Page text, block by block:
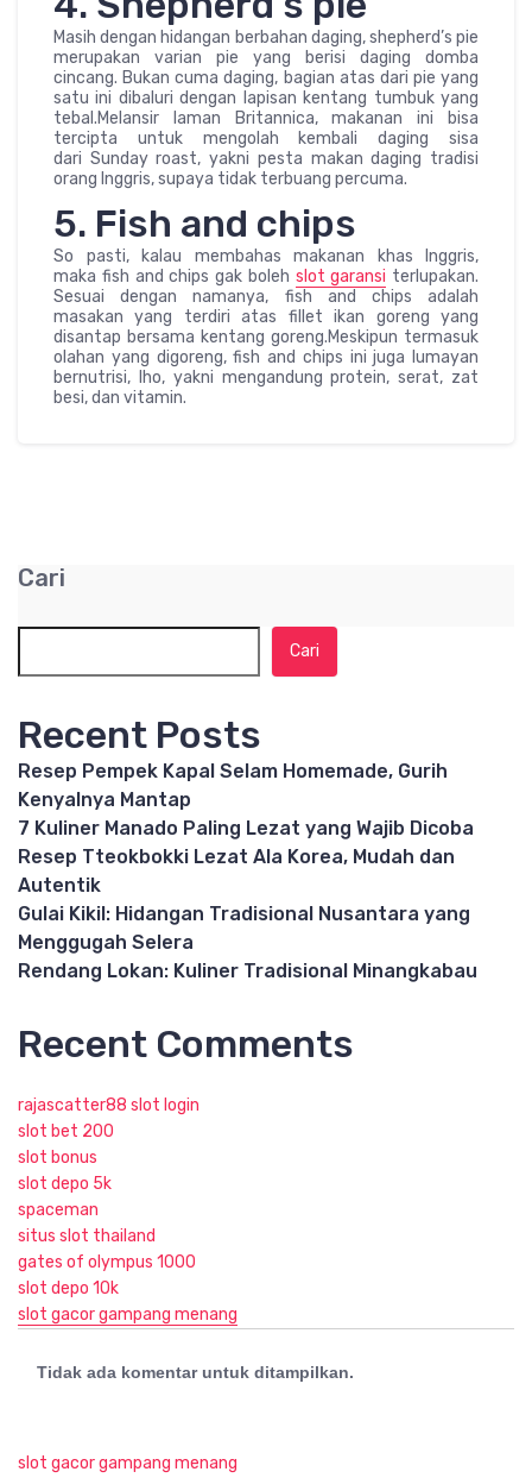
Masih dengan hidangan berbahan daging, shepherd’s pie
merupakan varian pie yang berisi daging domba
cincang. Bukan cuma daging, bagian atas dari pie yang
satu ini dibaluri dengan lapisan kentang tumbuk yang
tebal.Melansir laman Britannica, makanan ini bisa
tercipta untuk mengolah kembali daging sisa
dari Sunday roast, yakni pesta makan daging tradisi
orang Inggris, supaya tidak terbuang percuma.
5. Fish and chips
So pasti, kalau membahas makanan khas Inggris,
maka fish and chips gak boleh slot garansi terlupakan.
Sesuai dengan namanya, fish and chips adalah
masakan yang terdiri atas fillet ikan goreng yang
disantap bersama kentang goreng.Meskipun termasuk
olahan yang digoreng, fish and chips ini juga lumayan
bernutrisi, lho, yakni mengandung protein, serat, zat
besi, dan vitamin.
Cari
Cari
Recent Posts
Resep Pempek Kapal Selam Homemade, Gurih
Kenyalnya Mantap
7 Kuliner Manado Paling Lezat yang Wajib Dicoba
Resep Tteokbokki Lezat Ala Korea, Mudah dan
Autentik
Gulai Kikil: Hidangan Tradisional Nusantara yang
Menggugah Selera
Rendang Lokan: Kuliner Tradisional Minangkabau
Recent Comments
rajascatter88 slot login
slot bet 200
slot bonus
slot depo 5k
spaceman
situs slot thailand
gates of olympus 1000
slot depo 10k
slot gacor gampang menang
Tidak ada komentar untuk ditampilkan.
slot gacor gampang menang